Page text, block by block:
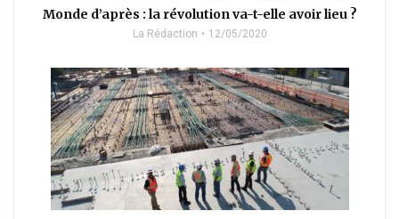
Monde d’après : la révolution va-t-elle avoir lieu ?
La Rédaction 12/05/2020